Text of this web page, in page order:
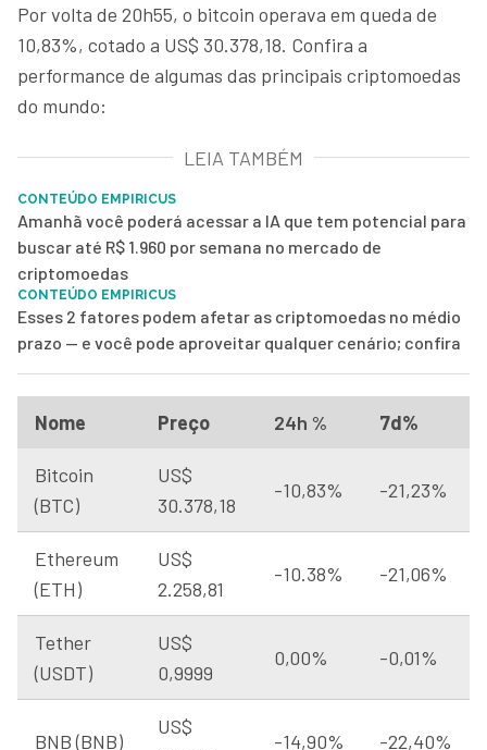
Por volta de 20h55, o bitcoin operava em queda de
10,83%, cotado a US$ 30.378,18. Confira a
performance de algumas das principais criptomoedas
do mundo:
LEIA TAMBÉM
CONTEÚDO EMPIRICUS
Amanhã você poderá acessar a IA que tem potencial para
buscar até R$ 1.960 por semana no mercado de
criptomoedas
CONTEÚDO EMPIRICUS
Esses 2 fatores podem afetar as criptomoedas no médio
prazo — e você pode aproveitar qualquer cenário; confira
Nome Preço 24h % 7d%
Bitcoin
(BTC)
US$
30.378,18
-10,83% -21,23%
Ethereum
(ETH)
US$
2.258,81
-10.38% -21,06%
Tether
(USDT)
US$
0,9999
0,00% -0,01%
BNB (BNB)
US$
-14,90% -22,40%